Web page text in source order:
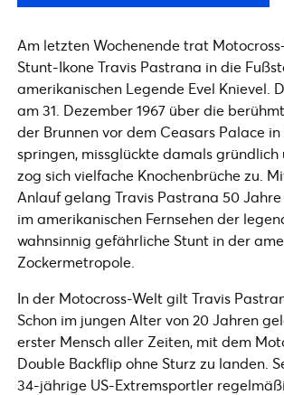
Am letzten Wochenende trat
Stunt-Ikone Travis Pastrana in die
amerikanischen Legende Evel Knievel.
am 31. Dezember 1967 über die
der Brunnen vor dem Ceasars Palace in
springen, missglückte damals gründlich
zog sich vielfache Knochenbrüche zu.
Anlauf gelang Travis Pastrana 50
im amerikanischen Fernsehen der
wahnsinnig gefährliche Stunt in der
Zockermetropole.
In der Motocross-Welt gilt Travis
Schon im jungen Alter von 20 Jahren
erster Mensch aller Zeiten, mit dem
Double Backflip ohne Sturz zu landen.
34-jährige US-Extremsportler